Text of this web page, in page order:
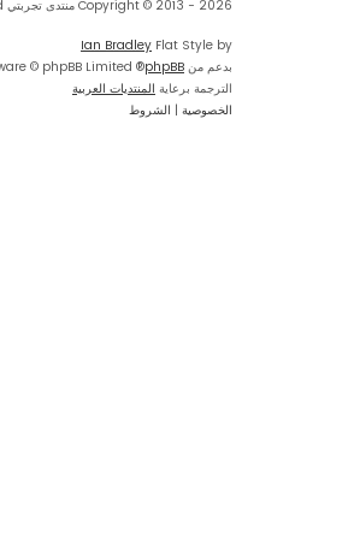
Copyright © 2013 - 2026 منتدى تجربتي All rights reserved.
Flat Style by
Ian Bradley
بدعم من phpBB
® Forum Software © phpBB Limited
الترجمة برعاية المنتديات العربية
الخصوصية | الشروط